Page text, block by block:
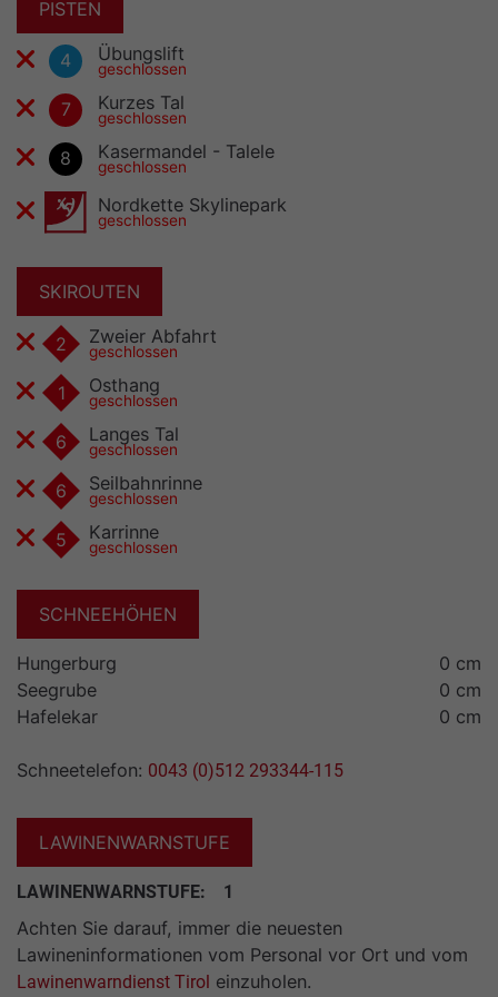
GRUPPENANGEBOTE
BARRIEREFREIHEIT
PISTEN
4 Übungslift
geschlossen
7 Kurzes Tal
geschlossen
8 Kasermandel - Talele
geschlossen
Nordkette Skylinepark
geschlossen
SKIROUTEN
2 Zweier Abfahrt
geschlossen
1 Osthang
geschlossen
6 Langes Tal
geschlossen
6 Seilbahnrinne
geschlossen
5 Karrinne
geschlossen
SCHNEEHÖHEN
Hungerburg
0 cm
Seegrube
0 cm
Hafelekar
0 cm
Schneetelefon: 0043 (0)512 293344-115
LAWINENWARNSTUFE
LAWINENWARNSTUFE: 1
Achten Sie darauf, immer die neuesten
Lawineninformationen vom Personal vor Ort und vom
Lawinenwarndienst Tirol einzuholen.